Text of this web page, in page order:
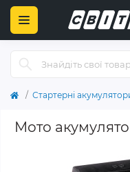
Стартерні
Мото